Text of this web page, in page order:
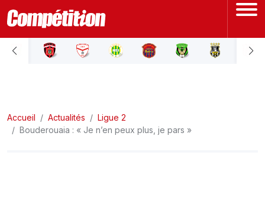
ACCUEIL
LIGUE 2
Accueil Actualités
Ligue 2
Bouderouaia : « Je n’en peux plus, je pars »